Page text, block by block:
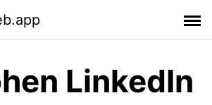
LinkedIn